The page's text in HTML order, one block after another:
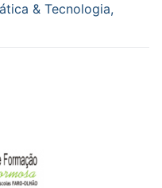
& Tecnologia,